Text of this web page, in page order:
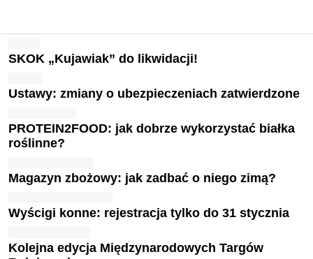
SKOK „Kujawiak” do likwidacji!
Ustawy: zmiany o ubezpieczeniach zatwierdzone
PROTEIN2FOOD: jak dobrze wykorzystać białka
roślinne?
Magazyn zbożowy: jak zadbać o niego zimą?
Wyścigi konne: rejestracja tylko do 31 stycznia
Kolejna edycja Międzynarodowych Targów